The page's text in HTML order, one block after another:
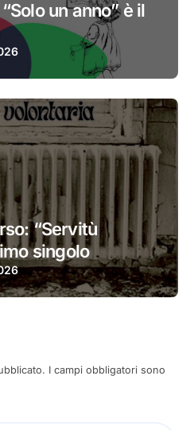
un anno” è il
“Servitù
singolo
I campi obbligatori sono